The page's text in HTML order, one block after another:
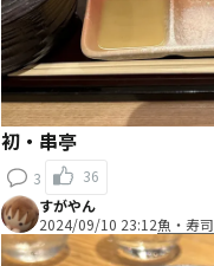
初・串亭
3 36
すがやん
2024/09/10 23:12魚・寿司